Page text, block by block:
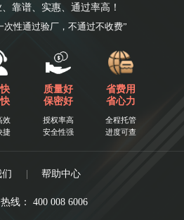
靠谱、实惠、通过率高！
次性通过验厂，不通过不收费”
效
捷
质量好
保密好
授权率高
安全性强
省费用
省心力
全程托管
进度可查
| 帮助中心
线： 400 008 6006